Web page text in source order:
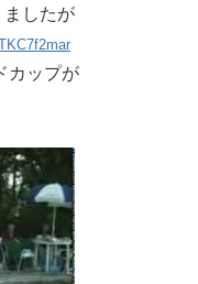
ましたが
カップが